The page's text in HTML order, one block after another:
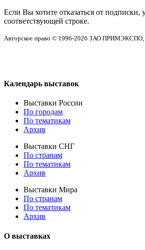
Если Вы хотите отказаться от подписки,
соответствующей строке.
Авторское право © 1996-2026 ЗАО
Календарь выставок
Выставки России
По городам
По тематикам
Архив
Выставки СНГ
По странам
По тематикам
Архив
Выставки Мира
По странам
По тематикам
Архив
О выставках